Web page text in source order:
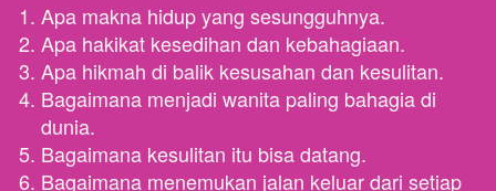
Apa makna hidup yang sesungguhnya.
Apa hakikat kesedihan dan kebahagiaan.
Apa hikmah di balik kesusahan dan kesulitan.
Bagaimana menjadi wanita paling bahagia di
dunia.
Bagaimana kesulitan itu bisa datang.
Bagaimana menemukan jalan keluar dari setiap